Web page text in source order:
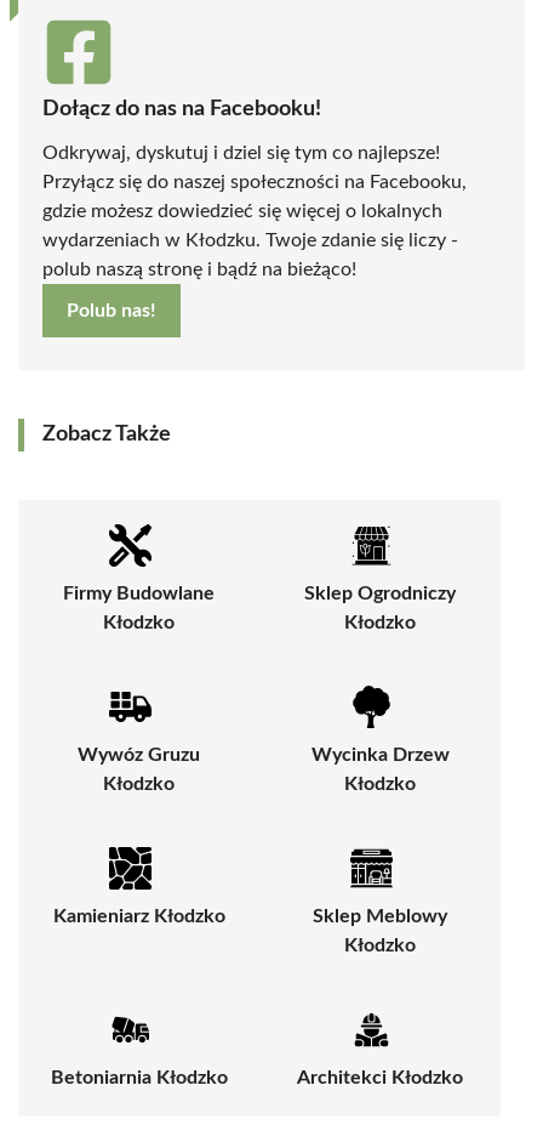
Dołącz do nas na Facebooku!
Odkrywaj, dyskutuj i dziel się tym co najlepsze!
Przyłącz się do naszej społeczności na Facebooku,
gdzie możesz dowiedzieć się więcej o lokalnych
wydarzeniach w Kłodzku. Twoje zdanie się liczy -
polub naszą stronę i bądź na bieżąco!
Polub nas!
Zobacz Także
Firmy Budowlane
Kłodzko
Sklep Ogrodniczy
Kłodzko
Wywóz Gruzu
Kłodzko
Wycinka Drzew
Kłodzko
Kamieniarz Kłodzko
Sklep Meblowy
Kłodzko
Betoniarnia Kłodzko Architekci Kłodzko